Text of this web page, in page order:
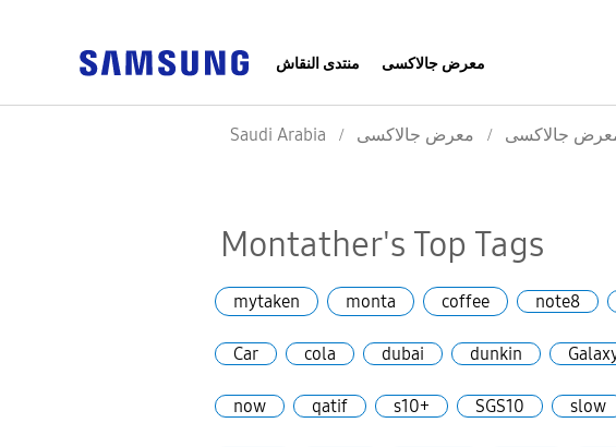
منتدى النقاش معرض جالاكسى
Saudi Arabia معرض جالاكسى جالاكسى
Montather's Top Tags
mytaken monta coffee note8
Car cola dubai dunkin
now qatif s10+ SGS10 slow